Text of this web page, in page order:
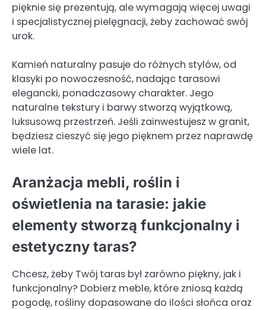
pięknie się prezentują, ale wymagają więcej uwagi
i specjalistycznej pielęgnacji, żeby zachować swój
urok.
Kamień naturalny pasuje do różnych stylów, od
klasyki po nowoczesność, nadając tarasowi
elegancki, ponadczasowy charakter. Jego
naturalne tekstury i barwy stworzą wyjątkową,
luksusową przestrzeń. Jeśli zainwestujesz w granit,
będziesz cieszyć się jego pięknem przez naprawdę
wiele lat.
Aranżacja mebli, roślin i
oświetlenia na tarasie: jakie
elementy stworzą funkcjonalny i
estetyczny taras?
Chcesz, żeby Twój taras był zarówno piękny, jak i
funkcjonalny? Dobierz meble, które zniosą każdą
pogodę, rośliny dopasowane do ilości słońca oraz